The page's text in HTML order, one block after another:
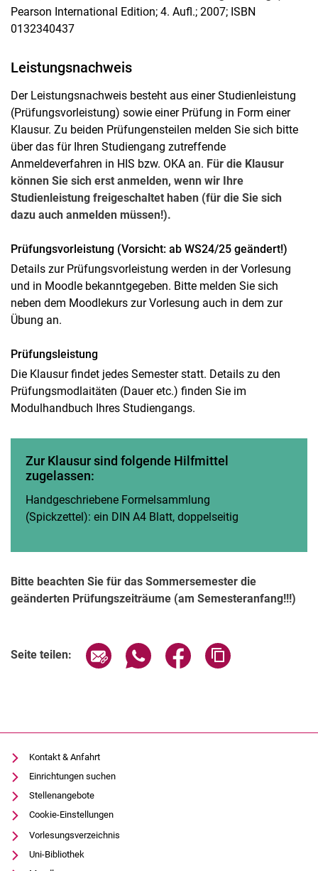
Pearson International Edition; 4. Aufl.; 2007; ISBN
0132340437
Leistungsnachweis
Der Leistungsnachweis besteht aus einer Studienleistung
(Prüfungsvorleistung) sowie einer Prüfung in Form einer
Klausur. Zu beiden Prüfungensteilen melden Sie sich bitte
über das für Ihren Studiengang zutreffende
Anmeldeverfahren in HIS bzw. OKA an. Für die Klausur
können Sie sich erst anmelden, wenn wir Ihre
Studienleistung freigeschaltet haben (für die Sie sich
dazu auch anmelden müssen!).
Prüfungsvorleistung (Vorsicht: ab WS24/25 geändert!)
Details zur Prüfungsvorleistung werden in der Vorlesung
und in Moodle bekanntgegeben. Bitte melden Sie sich
neben dem Moodlekurs zur Vorlesung auch in dem zur
Übung an.
Prüfungsleistung
Die Klausur findet jedes Semester statt. Details zu den
Prüfungsmodlaitäten (Dauer etc.) finden Sie im
Modulhandbuch Ihres Studiengangs.
Zur Klausur sind folgende Hilfmittel
zugelassen:
Handgeschriebene Formelsammlung
(Spickzettel): ein DIN A4 Blatt, doppelseitig
Bitte beachten Sie für das Sommersemester die
geänderten Prüfungszeiträume (am Semesteranfang!!!)
Seite teilen: Seite über E-Mail teilen
Seite über WhatsApp teilen
Seite über Facebook
Kontakt & Anfahrt
Einrichtungen suchen
Stellenangebote
Cookie-Einstellungen
Vorlesungsverzeichnis
Uni-Bibliothek